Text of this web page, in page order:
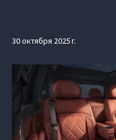
30 октября 2025 г.